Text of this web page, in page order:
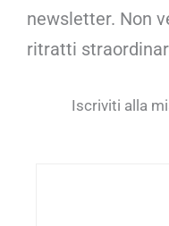
newsletter. Non
ritratti
Iscriviti alla